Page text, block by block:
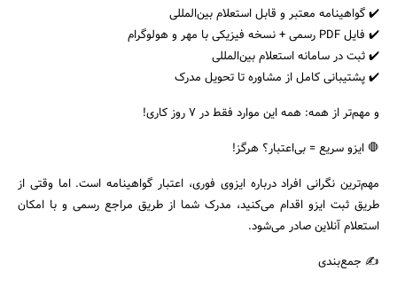
✔️ گواهینامه معتبر و قابل استعلام بین‌المللی
✔️ فایل PDF رسمی + نسخه فیزیکی با مهر و هولوگرام
✔️ ثبت در سامانه استعلام بین‌المللی
✔️ پشتیبانی کامل از مشاوره تا تحویل مدرک
و مهم‌تر از همه: همه این موارد فقط در ۷ روز کاری!
🛑 ایزو سریع = بی‌اعتبار؟ هرگز!
مهم‌ترین نگرانی افراد درباره ایزوی فوری، اعتبار گواهینامه است. اما وقتی از
طریق ثبت ایزو اقدام می‌کنید، مدرک شما از طریق مراجع رسمی و با امکان
استعلام آنلاین صادر می‌شود.
✍️ جمع‌بندی